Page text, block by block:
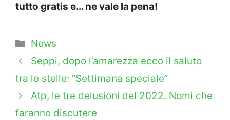
tutto gratis e… ne vale la pena!
Categorie
News
Seppi, dopo l’amarezza ecco il saluto
tra le stelle: “Settimana speciale”
Atp, le tre delusioni del 2022. Nomi che
faranno discutere